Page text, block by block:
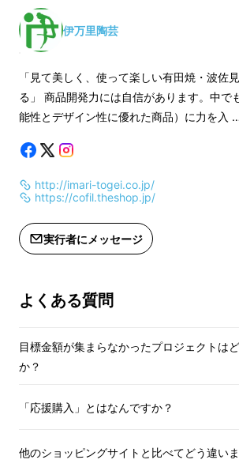
※デザイン・仕様は、予告なく変更に
なる可能性がございます。
※ご注文状況・製造工程上の都合等に
す。
※皆様の応援購入により量産効率が向
上した場合、正規販売価格が販売予定
価格より下がる可能性がございます。
※適格請求書発行事業者登録番号：あ
り
（適格請求書発行事業者登録番号の記
載のあるインボイスが必要な場合は、
伊万里陶芸
「見て美しく、使って楽しい有田焼・波佐
る」 商品開発力には自信があります。中で
能性とデザイン性に優れた商品）に力を入
http://imari-togei.co.jp/
https://cofil.theshop.jp/
実行者にメッセージ
よくある質問
目標金額が集まらなかったプロジェクトは
か？
「応援購入」とはなんですか？
他のショッピングサイトと比べてどう違い